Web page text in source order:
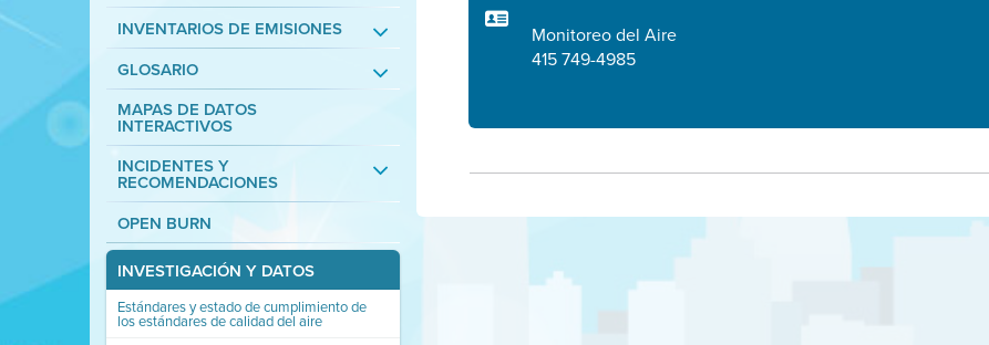
INVENTARIOS DE EMISIONES
GLOSARIO
MAPAS DE DATOS
INTERACTIVOS
INCIDENTES Y
RECOMENDACIONES
OPEN BURN
INVESTIGACIÓN Y DATOS
Estándares y estado de cumplimiento de
los estándares de calidad del aire
Monitoreo del Aire
415 749-4985